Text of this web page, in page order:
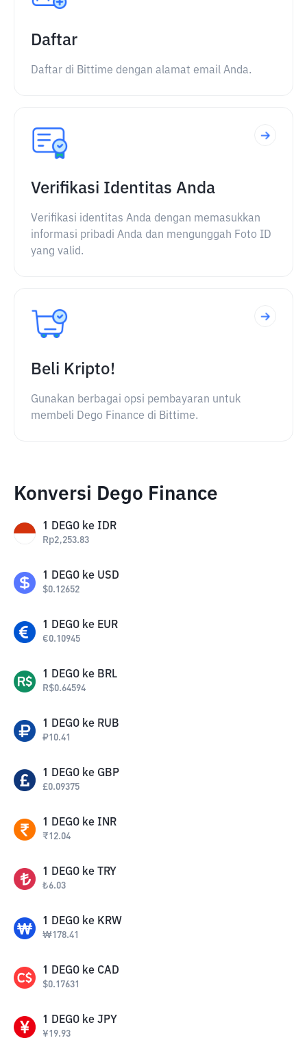
Daftar
Daftar di Bittime dengan alamat email Anda.
Verifikasi Identitas Anda
Verifikasi identitas Anda dengan memasukkan
informasi pribadi Anda dan mengunggah Foto ID
yang valid.
Beli Kripto!
Gunakan berbagai opsi pembayaran untuk
membeli Dego Finance di Bittime.
Konversi Dego Finance
1 DEGO ke IDR
Rp2,253.83
1 DEGO ke USD
$0.12652
1 DEGO ke EUR
€0.10945
1 DEGO ke BRL
R$0.64594
1 DEGO ke RUB
₽10.41
1 DEGO ke GBP
£0.09375
1 DEGO ke INR
₹12.04
1 DEGO ke TRY
₺6.03
1 DEGO ke KRW
₩178.41
1 DEGO ke CAD
$0.17631
1 DEGO ke JPY
¥19.93